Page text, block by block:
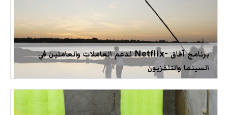
برنامج آفاق -Netflix لدعم العاملات والعاملين في
السينما والتلفزيون